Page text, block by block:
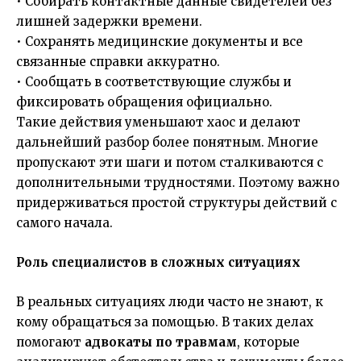
лишней задержки времени.
• Сохранять медицинские документы и все
связанные справки аккуратно.
• Сообщать в соответствующие службы и
фиксировать обращения официально.
Такие действия уменьшают хаос и делают
дальнейший разбор более понятным. Многие
пропускают эти шаги и потом сталкиваются с
дополнительными трудностями. Поэтому важно
придерживаться простой структуры действий с
самого начала.
Роль специалистов в сложных ситуациях
В реальных ситуациях люди часто не знают, к
кому обращаться за помощью. В таких делах
помогают адвокаты по травмам, которые